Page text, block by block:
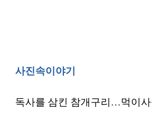
사진속이야기
독사를 삼킨 참개구리…먹이사